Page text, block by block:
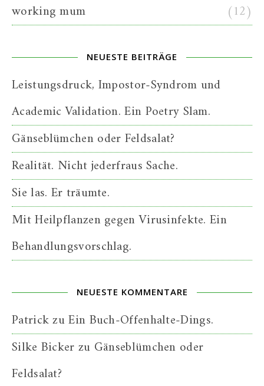
working mum
(12)
NEUESTE BEITRÄGE
Leistungsdruck, Impostor-Syndrom und
Academic Validation. Ein Poetry Slam.
Gänseblümchen oder Feldsalat?
Realität. Nicht jederfraus Sache.
Sie las. Er träumte.
Mit Heilpflanzen gegen Virusinfekte. Ein
Behandlungsvorschlag.
NEUESTE KOMMENTARE
PatrickzuEin Buch-Offenhalte-Dings.
Silke Bickerzu Gänseblümchen oder
Feldsalat?